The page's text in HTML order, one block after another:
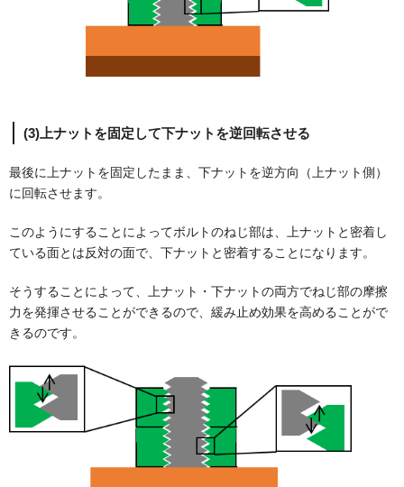
(3)上ナットを固定して下ナットを逆回転させる
最後に上ナットを固定したまま、下ナットを逆方向（上ナット側）
に回転させます。
このようにすることによってボルトのねじ部は、上ナットと密着し
ている面とは反対の面で、下ナットと密着することになります。
そうすることによって、上ナット・下ナットの両方でねじ部の摩擦
力を発揮させることができるので、緩み止め効果を高めることがで
きるのです。